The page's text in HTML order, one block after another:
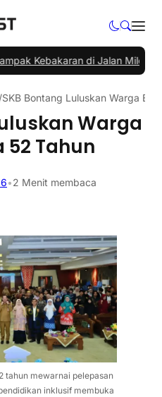
Kebakaran di Jalan Milono|
/SKB Bontang Luluskan Warga
Warga
52 Tahun
•2 Menit membaca
tahun mewarnai pelepasan
inklusif membuka